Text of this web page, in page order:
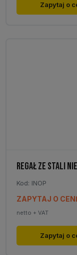
Zapytaj o
REGAŁ ZE STALI
Kod: INOP
ZAPYTAJ O
netto + VAT
Zapytaj o